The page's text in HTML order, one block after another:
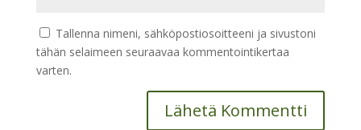
Tallenna nimeni, sähköpostiosoitteeni ja sivustoni
tähän selaimeen seuraavaa kommentointikertaa
varten.